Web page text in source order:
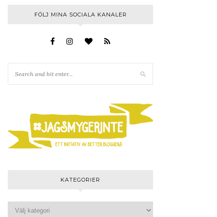
FÖLJ MINA SOCIALA KANALER
KATEGORIER